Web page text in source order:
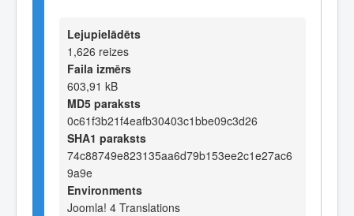
Lejupielādēts
1,626 reizes
Faila izmērs
603,91 kB
MD5 paraksts
0c61f3b21f4eafb30403c1bbe09c3d26
SHA1 paraksts
74c88749e823135aa6d79b153ee2c1e27ac6
9a9e
Environments
Joomla! 4 Translations